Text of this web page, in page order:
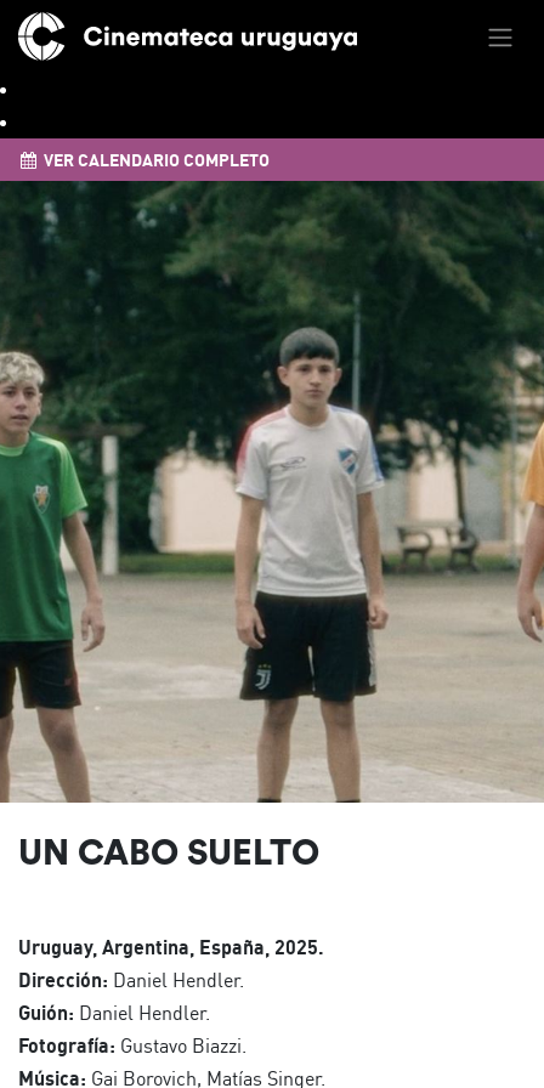
VER CALENDARIO COMPLETO
UN CABO SUELTO
Uruguay, Argentina, España, 2025.
Dirección: Daniel Hendler.
Guión: Daniel Hendler.
Fotografía: Gustavo Biazzi.
Música: Gai Borovich, Matías Singer.